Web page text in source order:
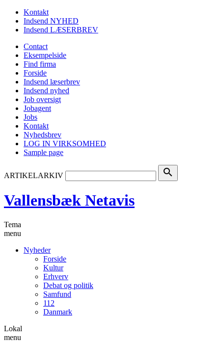
Kontakt
Indsend NYHED
Indsend LÆSERBREV
Contact
Eksempelside
Find firma
Forside
Indsend læserbrev
Indsend nyhed
Job oversigt
Jobagent
Jobs
Kontakt
Nyhedsbrev
LOG IN VIRKSOMHED
Sample page
ARTIKELARKIV search
Vallensbæk Netavis
Tema
menu
Nyheder
Forside
Kultur
Erhverv
Debat og politik
Samfund
112
Danmark
Lokal
menu